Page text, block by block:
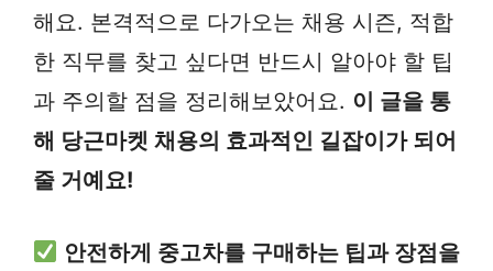
해요. 본격적으로 다가오는 채용 시즌, 적합
한 직무를 찾고 싶다면 반드시 알아야 할 팁
과 주의할 점을 정리해보았어요. 이 글을 통
해 당근마켓 채용의 효과적인 길잡이가 되어
줄 거예요!
안전하게 중고차를 구매하는 팁과 장점을